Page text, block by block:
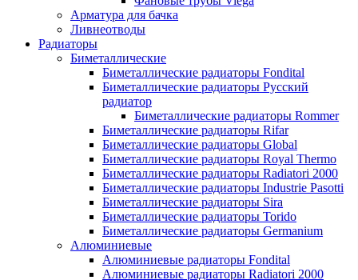
Арматура для бачка
Ливнеотводы
Радиаторы
Биметаллические
Биметаллические радиаторы Fondital
Биметаллические радиаторы Русский
радиатор
Биметаллические радиаторы Rommer
Биметаллические радиаторы Rifar
Биметаллические радиаторы Global
Биметаллические радиаторы Royal Thermo
Биметаллические радиаторы Radiatori 2000
Биметаллические радиаторы Industrie Pasotti
Биметаллические радиаторы Sira
Биметаллические радиаторы Torido
Биметаллические радиаторы Germanium
Алюминиевые
Алюминиевые радиаторы Fondital
Алюминиевые радиаторы Radiatori 2000